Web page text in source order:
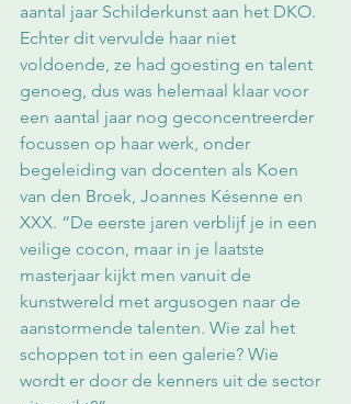
aantal jaar Schilderkunst aan het DKO.
Echter dit vervulde haar niet
voldoende, ze had goesting en talent
genoeg, dus was helemaal klaar voor
een aantal jaar nog geconcentreerder
focussen op haar werk, onder
begeleiding van docenten als Koen
van den Broek, Joannes Késenne en
XXX. “De eerste jaren verblijf je in een
veilige cocon, maar in je laatste
masterjaar kijkt men vanuit de
kunstwereld met argusogen naar de
aanstormende talenten. Wie zal het
schoppen tot in een galerie? Wie
wordt er door de kenners uit de sector